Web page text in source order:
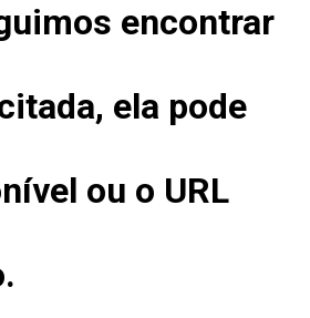
encontrar
ela pode
ou o URL